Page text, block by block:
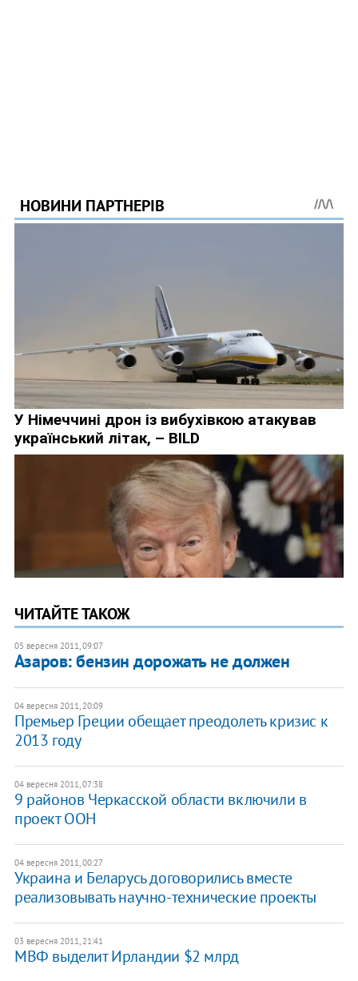
ЧИТАЙТЕ ТАКОЖ
05 вересня 2011, 09:07
Азаров: бензин дорожать не должен
04 вересня 2011, 20:09
Премьер Греции обещает преодолеть кризис к
2013 году
04 вересня 2011, 07:38
​9 районов Черкасской области включили в
проект ООН
04 вересня 2011, 00:27
​Украина и Беларусь договорились вместе
реализовывать научно-технические проекты
03 вересня 2011, 21:41
МВФ выделит Ирландии $2 млрд